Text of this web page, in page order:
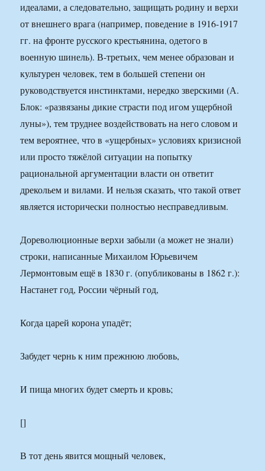
идеалами, а следовательно, защищать родину и верхи
от внешнего врага (например, поведение в 1916-1917
гг. на фронте русского крестьянина, одетого в
военную шинель). В-третьих, чем менее образован и
культурен человек, тем в большей степени он
руководствуется инстинктами, нередко зверскими (А.
Блок: «развязаны дикие страсти под игом ущербной
луны»), тем труднее воздействовать на него словом и
тем вероятнее, что в «ущербных» условиях кризисной
или просто тяжёлой ситуации на попытку
рациональной аргументации власти он ответит
дрекольем и вилами. И нельзя сказать, что такой ответ
является исторически полностью несправедливым.
Дореволюционные верхи забыли (а может не знали)
строки, написанные Михаилом Юрьевичем
Лермонтовым ещё в 1830 г. (опубликованы в 1862 г.):
Настанет год, России чёрный год,
Когда царей корона упадёт;
Забудет чернь к ним прежнюю любовь,
И пища многих будет смерть и кровь;
[]
В тот день явится мощный человек,